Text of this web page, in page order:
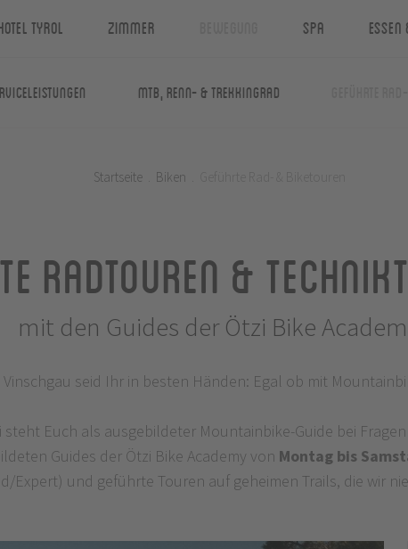
Tyrol Zimmer Spa
MTB, Renn- & Trekkingrad
Startseite Biken
Radtouren &
mit den Guides der Ötzi Bike
seid Ihr in besten Händen: Egal ob mit
steht Euch als ausgebildeter Mountainbike-Guide bei
Guides der Ötzi Bike Academy von Montag bis
Expert) und geführte Touren auf geheimen Trails, die wir